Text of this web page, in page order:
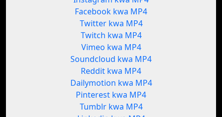
Facebook kwa MP4
Twitter kwa MP4
Twitch kwa MP4
Vimeo kwa MP4
Soundcloud kwa MP4
Reddit kwa MP4
Dailymotion kwa MP4
Pinterest kwa MP4
Tumblr kwa MP4